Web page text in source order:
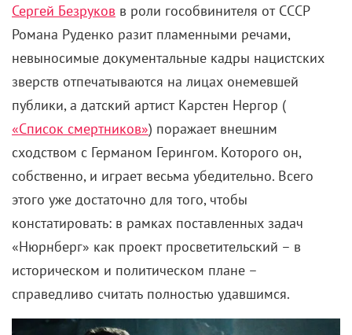
Сергей Безруков в роли гособвинителя от СССР
Романа Руденко разит пламенными речами,
невыносимые документальные кадры нацистских
зверств отпечатываются на лицах онемевшей
публики, а датский артист Карстен Нергор (
«Список смертников») поражает внешним
сходством с Германом Герингом. Которого он,
собственно, и играет весьма убедительно. Всего
этого уже достаточно для того, чтобы
констатировать: в рамках поставленных задач
«Нюрнберг» как проект просветительский – в
историческом и политическом плане –
справедливо считать полностью удавшимся.